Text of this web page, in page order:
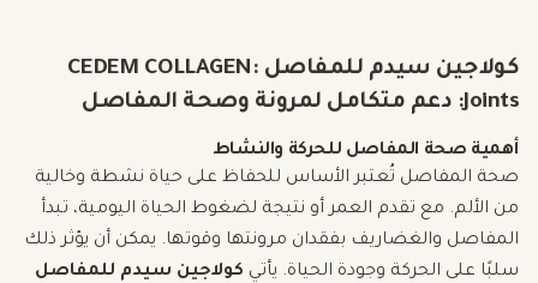
كولاجين سيدم للمفاصل CEDEM COLLAGEN:
Joints: دعم متكامل لمرونة وصحة المفاصل
أهمية صحة المفاصل للحركة والنشاط
صحة المفاصل تُعتبر الأساس للحفاظ على حياة نشطة وخالية
من الألم. مع تقدم العمر أو نتيجة لضغوط الحياة اليومية، تبدأ
المفاصل والغضاريف بفقدان مرونتها وقوتها. يمكن أن يؤثر ذلك
سلبًا على الحركة وجودة الحياة. يأتي كولاجين سيدم للمفاصل